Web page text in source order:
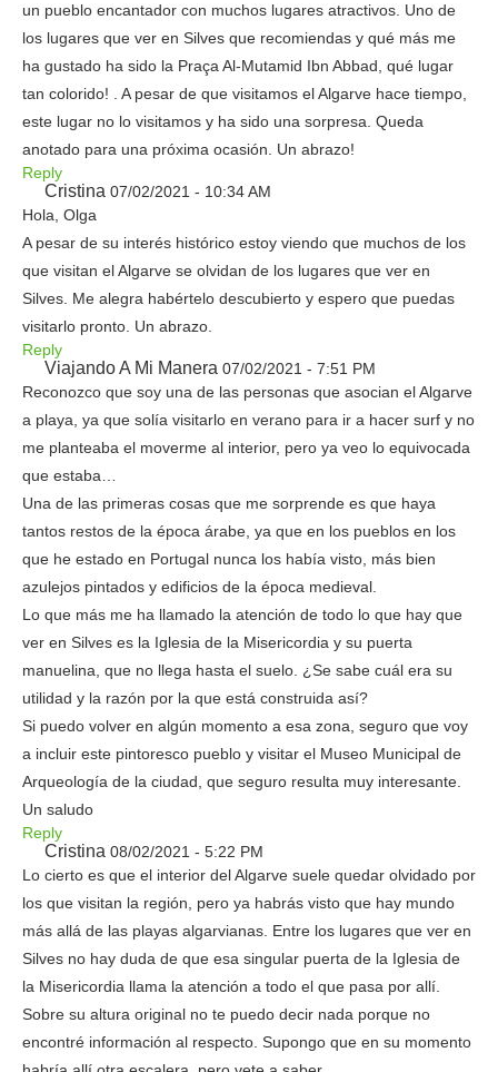
un pueblo encantador con muchos lugares atractivos. Uno de
los lugares que ver en Silves que recomiendas y qué más me
ha gustado ha sido la Praça Al-Mutamid Ibn Abbad, qué lugar
tan colorido! . A pesar de que visitamos el Algarve hace tiempo,
este lugar no lo visitamos y ha sido una sorpresa. Queda
anotado para una próxima ocasión. Un abrazo!
Reply
Cristina 07/02/2021 - 10:34 AM
Hola, Olga
A pesar de su interés histórico estoy viendo que muchos de los
que visitan el Algarve se olvidan de los lugares que ver en
Silves. Me alegra habértelo descubierto y espero que puedas
visitarlo pronto. Un abrazo.
Reply
Viajando A Mi Manera 07/02/2021 - 7:51 PM
Reconozco que soy una de las personas que asocian el Algarve
a playa, ya que solía visitarlo en verano para ir a hacer surf y no
me planteaba el moverme al interior, pero ya veo lo equivocada
que estaba…
Una de las primeras cosas que me sorprende es que haya
tantos restos de la época árabe, ya que en los pueblos en los
que he estado en Portugal nunca los había visto, más bien
azulejos pintados y edificios de la época medieval.
Lo que más me ha llamado la atención de todo lo que hay que
ver en Silves es la Iglesia de la Misericordia y su puerta
manuelina, que no llega hasta el suelo. ¿Se sabe cuál era su
utilidad y la razón por la que está construida así?
Si puedo volver en algún momento a esa zona, seguro que voy
a incluir este pintoresco pueblo y visitar el Museo Municipal de
Arqueología de la ciudad, que seguro resulta muy interesante.
Un saludo
Reply
Cristina 08/02/2021 - 5:22 PM
Lo cierto es que el interior del Algarve suele quedar olvidado por
los que visitan la región, pero ya habrás visto que hay mundo
más allá de las playas algarvianas. Entre los lugares que ver en
Silves no hay duda de que esa singular puerta de la Iglesia de
la Misericordia llama la atención a todo el que pasa por allí.
Sobre su altura original no te puedo decir nada porque no
encontré información al respecto. Supongo que en su momento